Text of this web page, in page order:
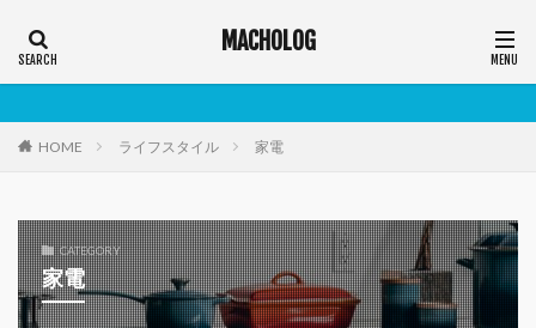
MACHOLOG
HOME ライフスタイル 家電
CATEGORY
家電